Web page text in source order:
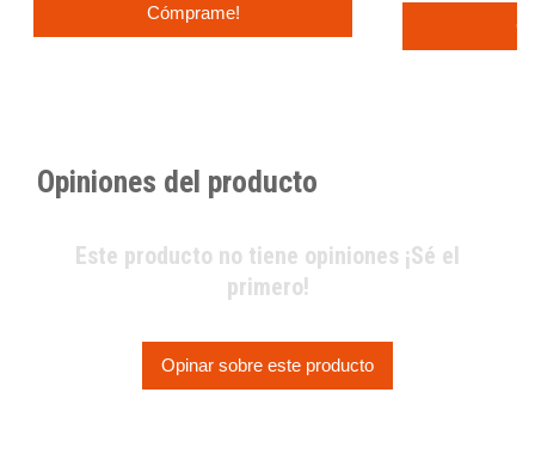
Cómprame!
Opiniones del producto
Este producto no tiene opiniones ¡Sé el
primero!
Opinar sobre este producto